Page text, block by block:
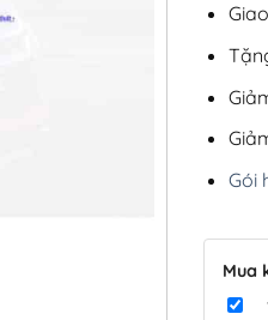
Gói
Mua